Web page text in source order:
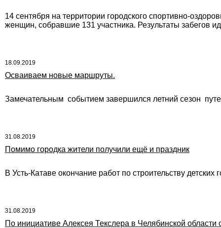
14 сентября на территории городского спортивно-
женщин, собравшие 131 участника. Результаты забегов
18.09.2019
Осваиваем новые маршруты.
Замечательным событием завершился летний сезон
31.08.2019
Помимо городка жители получили ещё и праздник
В Усть-Катаве окончание работ по строительству
31.08.2019
По инициативе Алексея Текслера в Челябинской